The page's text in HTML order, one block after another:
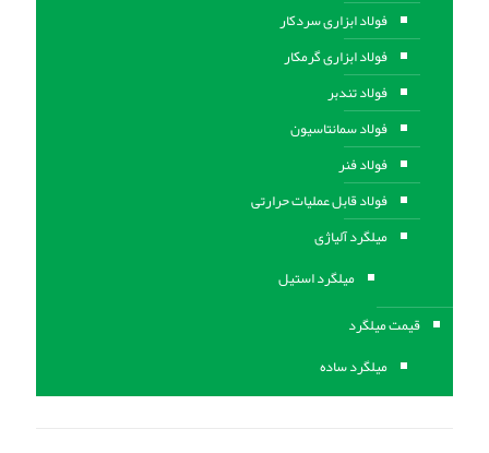
فولاد ابزاری سردکار
فولاد ابزاری گرمکار
فولاد تندبر
فولاد سمانتاسیون
فولاد فنر
فولاد قابل عملیات حرارتی
ميلگرد آلیاژی
میلگرد استیل
قیمت میلگرد
میلگرد ساده